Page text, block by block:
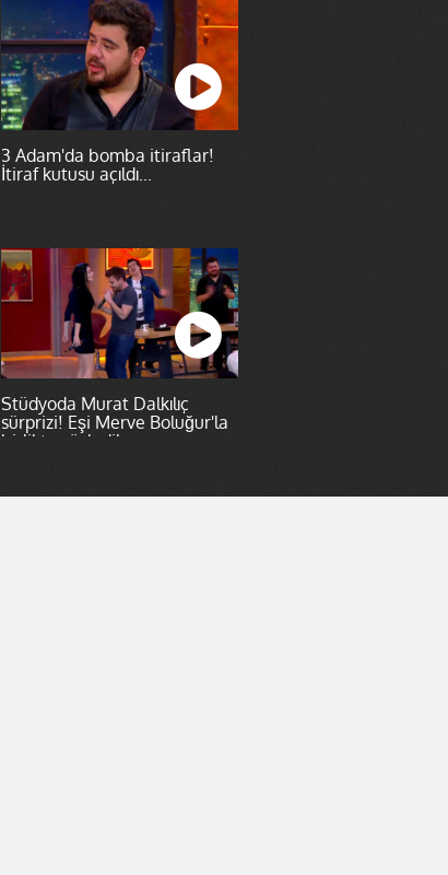
3 Adam'da bomba itiraflar!
İtiraf kutusu açıldı...
Stüdyoda Murat Dalkılıç
sürprizi! Eşi Merve Boluğur'la
birlikte söylediler...